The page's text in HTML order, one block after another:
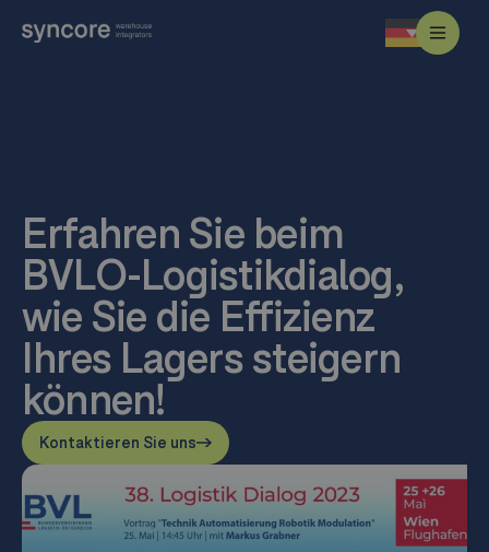
Erfahren Sie beim
BVLO-Logistikdialog,
wie Sie die Effizienz
Ihres Lagers steigern
können!
Kontaktieren Sie uns